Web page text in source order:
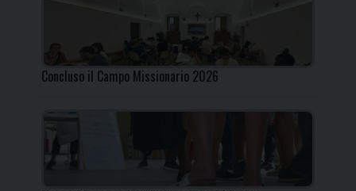
Concluso il Campo Missionario 2026